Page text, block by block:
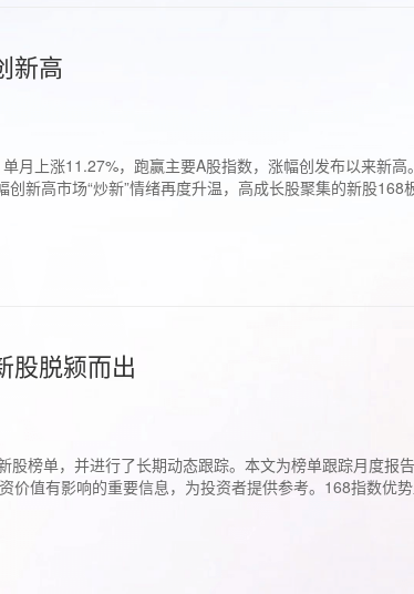
新高
月上涨11.27%，跑赢主要A股指数，涨幅创发布以来新
新高市场“炒新”情绪再度升温，高成长股聚集的新股
股脱颍而出
榜单，并进行了长期动态跟踪。本文为榜单跟踪月度报
价值有影响的重要信息，为投资者提供参考。168指数优